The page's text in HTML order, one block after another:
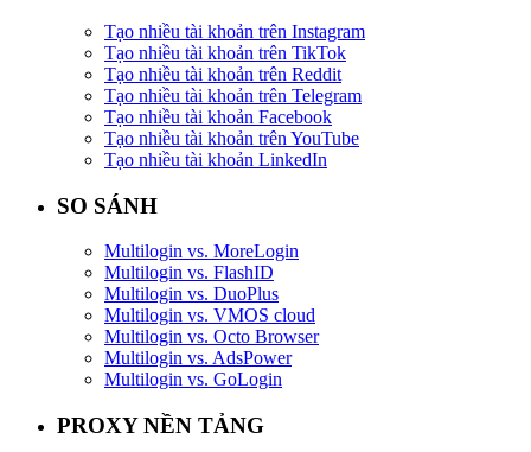
Tạo nhiều tài khoản trên Instagram
Tạo nhiều tài khoản trên TikTok
Tạo nhiều tài khoản trên Reddit
Tạo nhiều tài khoản trên Telegram
Tạo nhiều tài khoản Facebook
Tạo nhiều tài khoản trên YouTube
Tạo nhiều tài khoản LinkedIn
SO SÁNH
Multilogin vs. MoreLogin
Multilogin vs. FlashID
Multilogin vs. DuoPlus
Multilogin vs. VMOS cloud
Multilogin vs. Octo Browser
Multilogin vs. AdsPower
Multilogin vs. GoLogin
PROXY NỀN TẢNG